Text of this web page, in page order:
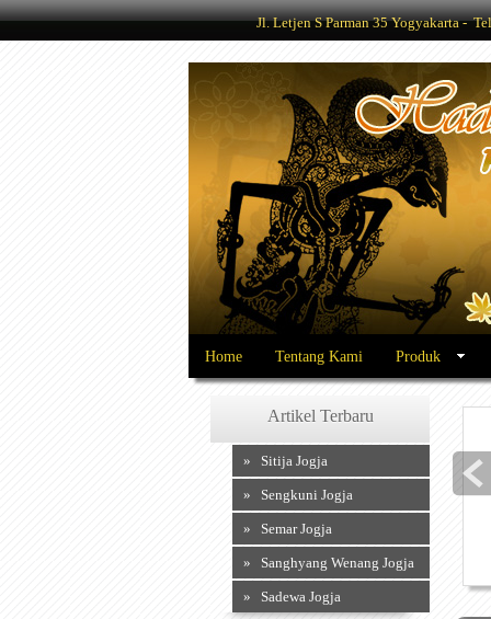
Jl. Letjen S Parman 35 Yogyakarta -
Home Tentang Kami Produk
Artikel Terbaru
» Sitija Jogja
» Sengkuni Jogja
» Semar Jogja
» Sanghyang Wenang Jogja
» Sadewa Jogja